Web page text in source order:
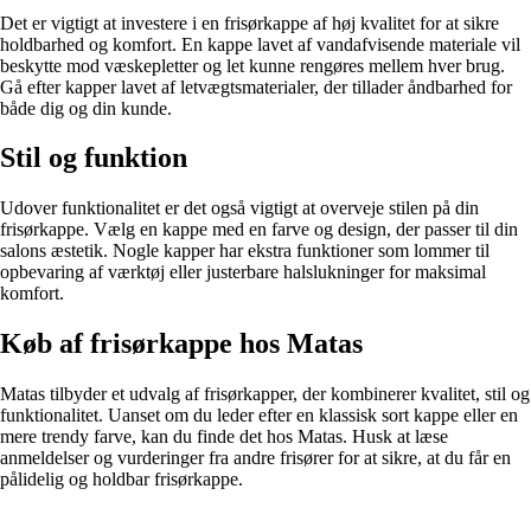
Det er vigtigt at investere i en frisørkappe af høj kvalitet for at sikre
holdbarhed og komfort. En kappe lavet af vandafvisende materiale vil
beskytte mod væskepletter og let kunne rengøres mellem hver brug.
Gå efter kapper lavet af letvægtsmaterialer, der tillader åndbarhed for
både dig og din kunde.
Stil og funktion
Udover funktionalitet er det også vigtigt at overveje stilen på din
frisørkappe. Vælg en kappe med en farve og design, der passer til din
salons æstetik. Nogle kapper har ekstra funktioner som lommer til
opbevaring af værktøj eller justerbare halslukninger for maksimal
komfort.
Køb af frisørkappe hos Matas
Matas tilbyder et udvalg af frisørkapper, der kombinerer kvalitet, stil og
funktionalitet. Uanset om du leder efter en klassisk sort kappe eller en
mere trendy farve, kan du finde det hos Matas. Husk at læse
anmeldelser og vurderinger fra andre frisører for at sikre, at du får en
pålidelig og holdbar frisørkappe.